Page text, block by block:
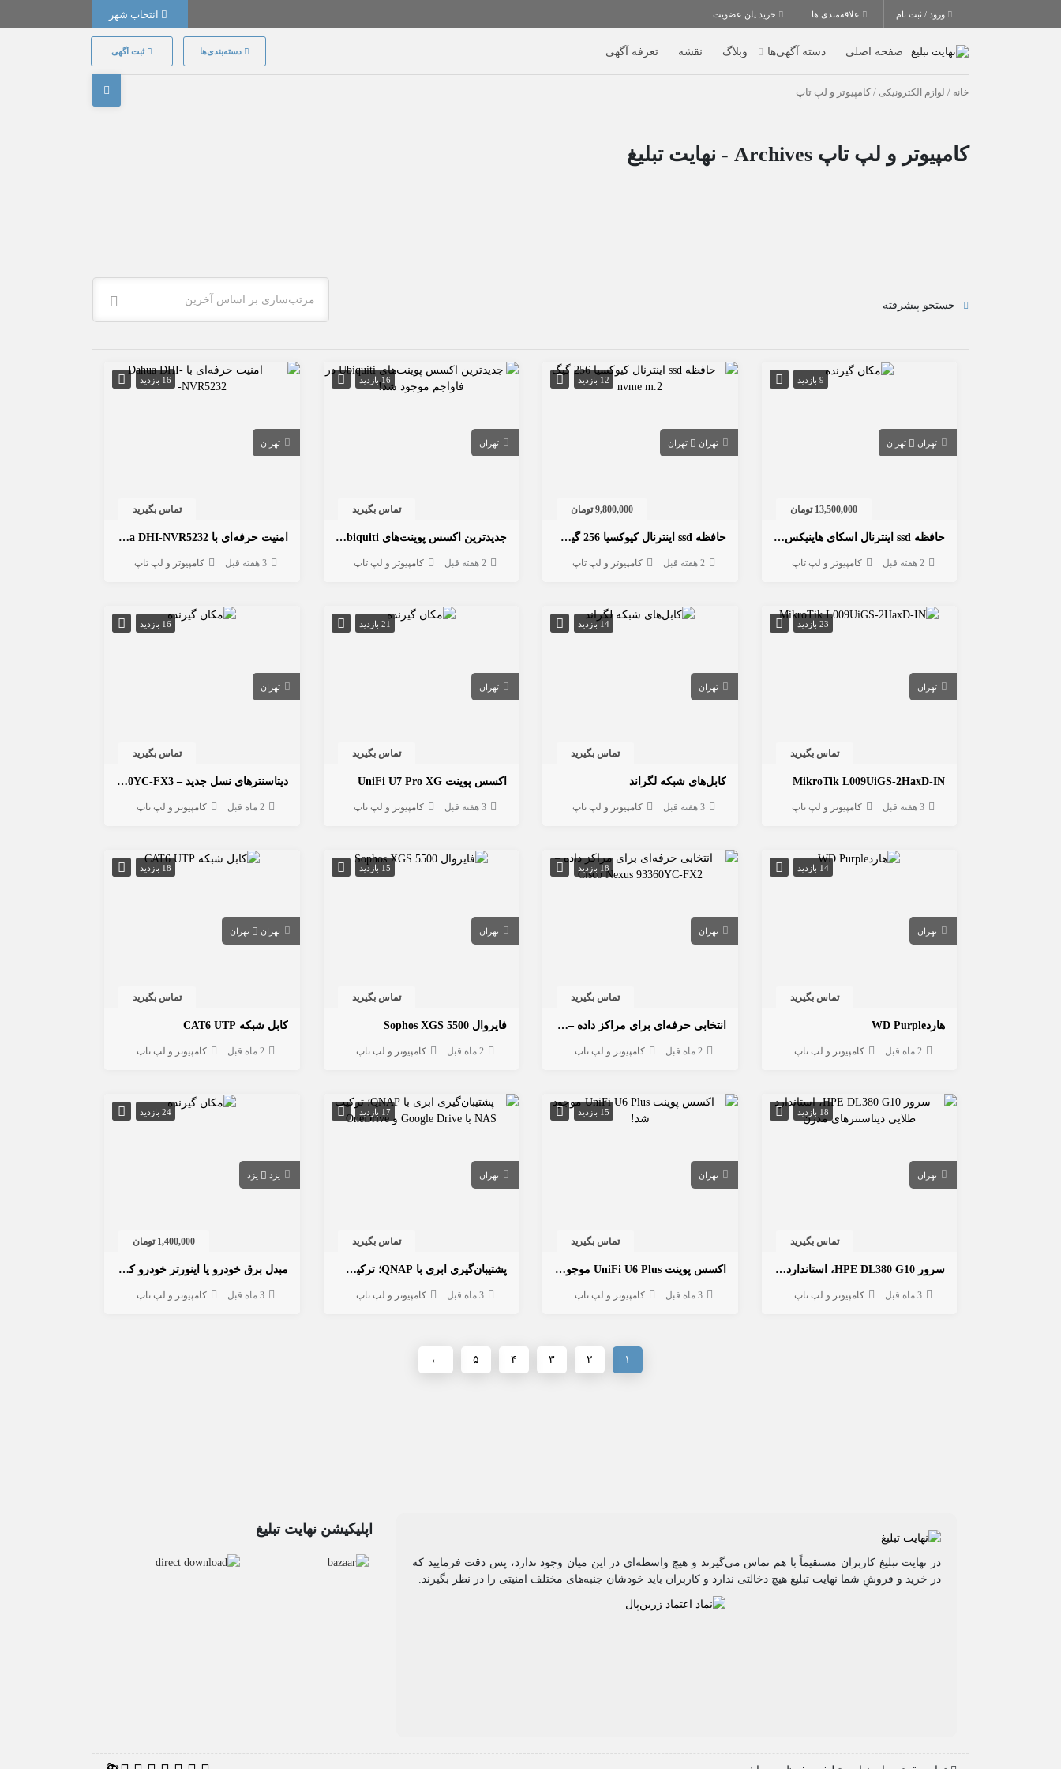
ورود / ثبت نام علاقه‌مندی ها خرید پلن عضویت
صفحه اصلی دسته آگهی‌ها وبلاگ نقشه تعرفه آگهی دسته‌بندی‌ها ثبت آگهی
خانه / لوازم الکترونیکی / کامپیوتر و لپ تاپ
کامپیوتر و لپ تاپ Archives - نهایت تبلیغ
مرتب‌سازی بر اساس آخرین جستجو پیشرفته
9 بازدید
تهران تهران
13,500,000 تومان
حافظه ssd اینترنال اسکای هاینیکس 512 گیگابایت nvme m.2
2 هفته قبل کامپیوتر و لپ تاپ
12 بازدید
تهران تهران
9,800,000 تومان
حافظه ssd اینترنال کیوکسیا 256 گیگ nvme m.2
2 هفته قبل کامپیوتر و لپ تاپ
16 بازدید
تهران
تماس بگیرید
جدیدترین اکسس پوینت‌های Ubiquiti در فاواجم موجود شد!
2 هفته قبل کامپیوتر و لپ تاپ
16 بازدید
تهران
تماس بگیرید
امنیت حرفه‌ای با Dahua DHI-NVR5232-
3 هفته قبل کامپیوتر و لپ تاپ
23 بازدید
تهران
تماس بگیرید
MikroTik L009UiGS-2HaxD-IN
3 هفته قبل کامپیوتر و لپ تاپ
14 بازدید
تهران
تماس بگیرید
کابل‌های شبکه لگراند
3 هفته قبل کامپیوتر و لپ تاپ
21 بازدید
تهران
تماس بگیرید
اکسس پوینت UniFi U7 Pro XG
3 هفته قبل کامپیوتر و لپ تاپ
16 بازدید
تهران
تماس بگیرید
دیتاسنترهای نسل جدید – Cisco Nexus 93180YC-FX3
2 ماه قبل کامپیوتر و لپ تاپ
14 بازدید
تهران
تماس بگیرید
هاردWD Purple
2 ماه قبل کامپیوتر و لپ تاپ
18 بازدید
تهران
تماس بگیرید
انتخابی حرفه‌ای برای مراکز داده – Cisco Nexus 93360YC-FX2
2 ماه قبل کامپیوتر و لپ تاپ
15 بازدید
تهران
تماس بگیرید
فایروال Sophos XGS 5500
2 ماه قبل کامپیوتر و لپ تاپ
18 بازدید
تهران تهران
تماس بگیرید
کابل شبکه CAT6 UTP
2 ماه قبل کامپیوتر و لپ تاپ
18 بازدید
تهران
تماس بگیرید
سرور HPE DL380 G10، استاندارد طلایی دیتاسنترهای مدرن
3 ماه قبل کامپیوتر و لپ تاپ
15 بازدید
تهران
تماس بگیرید
اکسس پوینت UniFi U6 Plus موجود شد!
3 ماه قبل کامپیوتر و لپ تاپ
17 بازدید
تهران
تماس بگیرید
پشتیبان‌گیری ابری با QNAP؛ ترکیب NAS با Google Drive و OneDrive
3 ماه قبل کامپیوتر و لپ تاپ
24 بازدید
یزد یزد
1,400,000 تومان
مبدل برق خودرو یا اینورتر خودرو کاردینال
3 ماه قبل کامپیوتر و لپ تاپ
۱ ۲ ۳ ۴ ۵ ←
در نهایت تبلیغ کاربران مستقیماً با هم تماس می‌گیرند و هیچ واسطه‌ای در این میان وجود ندارد، پس دقت فرمایید که
در خرید و فروشِ شما نهایت تبلیغ هیچ دخالتی ندارد و کاربران باید خودشان جنبه‌های مختلف امنیتی را در نظر بگیرند.
اپلیکیشن نهایت تبلیغ